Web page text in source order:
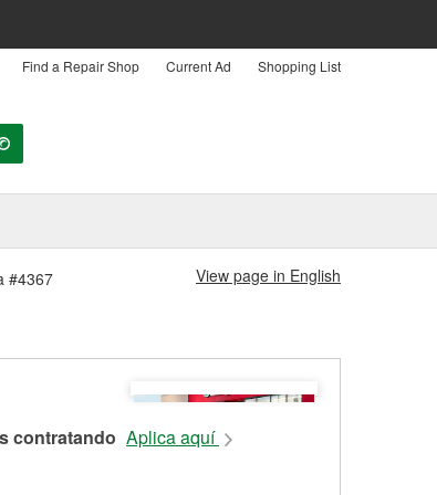
Find a Repair Shop Current Ad Shopping List
#4367 View page in English
contratando Aplica aquí